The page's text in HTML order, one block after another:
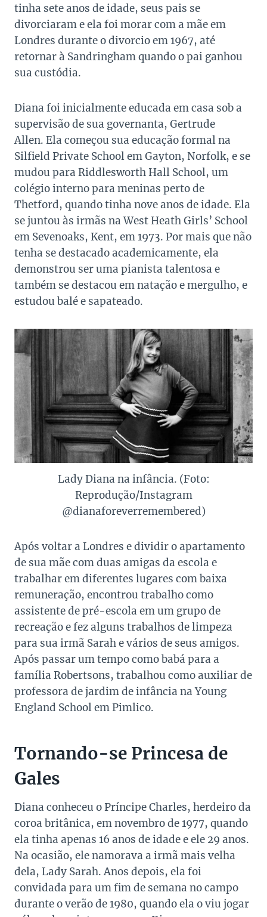
tinha sete anos de idade, seus pais se
divorciaram e ela foi morar com a mãe em
Londres durante o divorcio em 1967, até
retornar à Sandringham quando o pai ganhou
sua custódia.
Diana foi inicialmente educada em casa sob a
supervisão de sua governanta, Gertrude
Allen. Ela começou sua educação formal na
Silfield Private School em Gayton, Norfolk, e se
mudou para Riddlesworth Hall School, um
colégio interno para meninas perto de
Thetford, quando tinha nove anos de idade. Ela
se juntou às irmãs na West Heath Girls’ School
em Sevenoaks, Kent, em 1973. Por mais que não
tenha se destacado academicamente, ela
demonstrou ser uma pianista talentosa e
também se destacou em natação e mergulho, e
estudou balé e sapateado.
Lady Diana na infância. (Foto:
Reprodução/Instagram
@dianaforeverremembered)
Após voltar a Londres e dividir o apartamento
de sua mãe com duas amigas da escola e
trabalhar em diferentes lugares com baixa
remuneração, encontrou trabalho como
assistente de pré-escola em um grupo de
recreação e fez alguns trabalhos de limpeza
para sua irmã Sarah e vários de seus amigos.
Após passar um tempo como babá para a
família Robertsons, trabalhou como auxiliar de
professora de jardim de infância na Young
England School em Pimlico.
Tornando-se Princesa de
Gales
Diana conheceu o Príncipe Charles, herdeiro da
coroa britânica, em novembro de 1977, quando
ela tinha apenas 16 anos de idade e ele 29 anos.
Na ocasião, ele namorava a irmã mais velha
dela, Lady Sarah. Anos depois, ela foi
convidada para um fim de semana no campo
durante o verão de 1980, quando ela o viu jogar